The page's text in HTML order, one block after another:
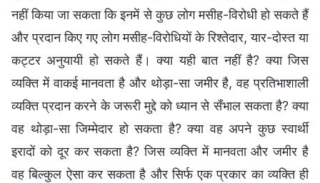
नहीं किया जा सकता कि इनमें से कुछ लोग मसीह-विरोधी हो सकते हैं
और प्रदान किए गए लोग मसीह-विरोधियों के रिश्तेदार, यार-दोस्त या
कट्टर अनुयायी हो सकते हैं। क्या यही बात नहीं है? क्या जिस
व्यक्ति में वाकई मानवता है और थोड़ा-सा जमीर है, वह प्रतिभाशाली
व्यक्ति प्रदान करने के जरूरी मुद्दे को ध्यान से सँभाल सकता है? क्या
वह थोड़ा-सा जिम्मेदार हो सकता है? क्या वह अपने कुछ स्वार्थी
इरादों को दूर कर सकता है? जिस व्यक्ति में मानवता और जमीर है
वह बिल्कुल ऐसा कर सकता है और सिर्फ एक प्रकार का व्यक्ति ही